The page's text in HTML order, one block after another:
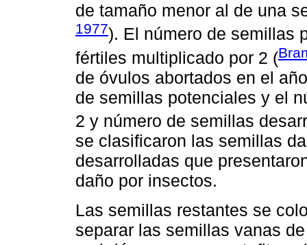
de tamaño menor al de una
1977). El número de semillas
fértiles multiplicado por 2 (
de óvulos abortados en el
de semillas potenciales y el
2 y número de semillas
se clasificaron las semillas
desarrolladas que
daño por insectos.
Las semillas restantes se
separar las semillas vanas